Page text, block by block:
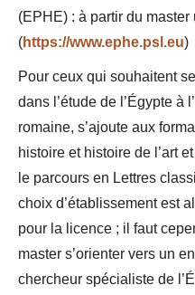
(EPHE) : à partir du master
(https://www.ephe.psl.eu)
Pour ceux qui souhaitent
dans l’étude de l’Égypte à
romaine, s’ajoute aux
histoire et histoire de l’art
le parcours en Lettres
choix d’établissement est
pour la licence ; il faut
master s’orienter vers un
chercheur spécialiste de